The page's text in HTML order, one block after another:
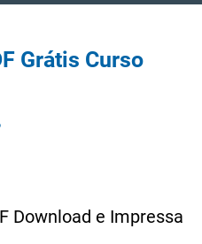
Grátis Curso
Download e Impressa